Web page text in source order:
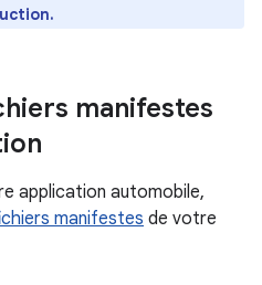
manifestes
application automobile,
manifestes de votre